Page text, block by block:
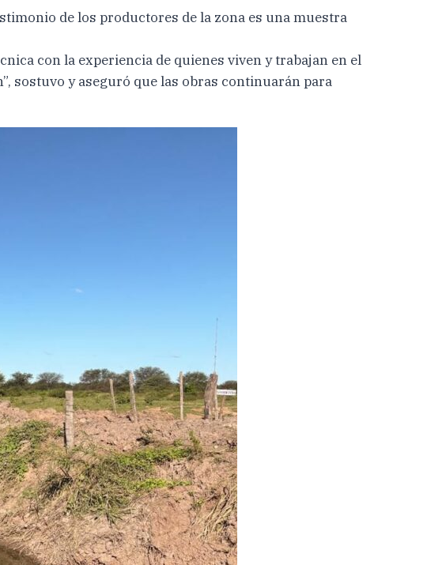
de los productores de la zona es una muestra
con la experiencia de quienes viven y trabajan en el
sostuvo y aseguró que las obras continuarán para